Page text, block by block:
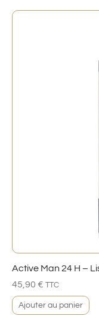
Active Man 24 H –
45,90 € TTC
Ajouter au panier